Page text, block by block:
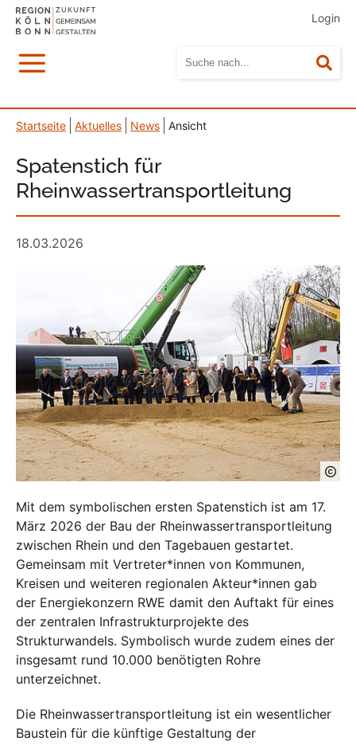
Login
Menü
Startseite Aktuelles News Ansicht
Spatenstich für
Rheinwassertransportleitung
18.03.2026
Mit dem symbolischen ersten Spatenstich ist am 17.
März 2026 der Bau der Rheinwassertransportleitung
zwischen Rhein und den Tagebauen gestartet.
Gemeinsam mit Vertreter*innen von Kommunen,
Kreisen und weiteren regionalen Akteur*innen gab
der Energiekonzern RWE damit den Auftakt für eines
der zentralen Infrastrukturprojekte des
Strukturwandels. Symbolisch wurde zudem eines der
insgesamt rund 10.000 benötigten Rohre
unterzeichnet.
Die Rheinwassertransportleitung ist ein wesentlicher
Baustein für die künftige Gestaltung der